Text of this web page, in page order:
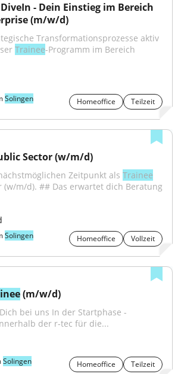
- Dein Einstieg im Bereich
(m/w/d)
Transformationsprozesse aktiv
Trainee-Programm im Bereich
Solingen Homeoffice Teilzeit
Sector (w/m/d)
Zeitpunkt als Trainee
(w/m/d). ## Das erwartet dich Beratung
Solingen Homeoffice Vollzeit
(m/w/d)
bei uns In der Startphase -
der r-tec für die...
Solingen Homeoffice Teilzeit